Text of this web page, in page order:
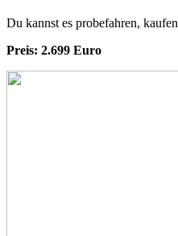
Du kannst es probefahren,
Preis: 2.699 Euro